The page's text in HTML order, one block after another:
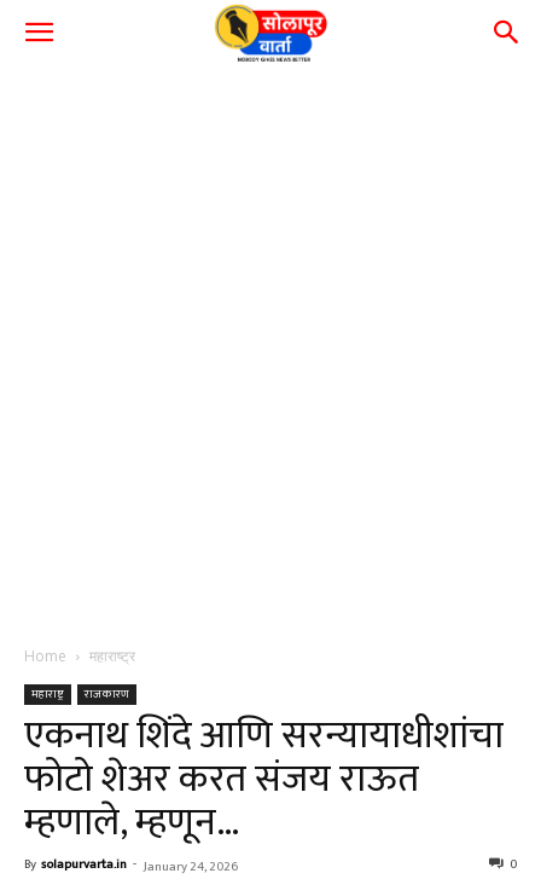
Home महाराष्ट्र
महाराष्ट्र राजकारण
एकनाथ शिंदे आणि सरन्यायाधीशांचा
फोटो शेअर करत संजय राऊत
म्हणाले, म्हणून…
By solapurvarta.in - January 24, 2026 0